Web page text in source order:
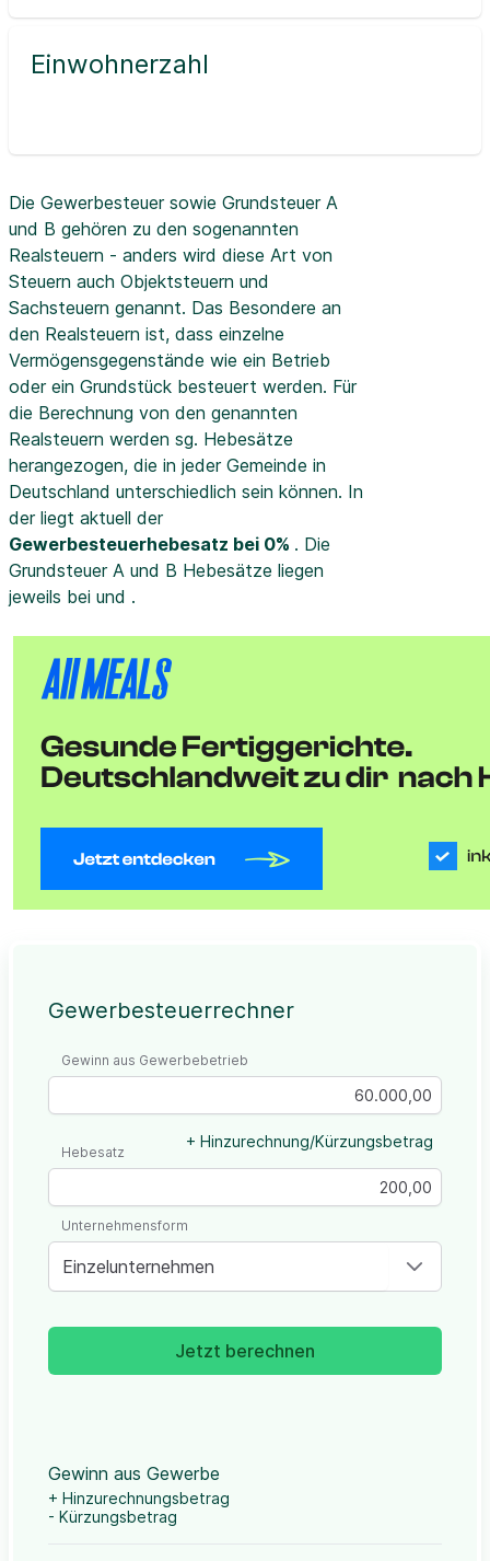
Einwohnerzahl
Die Gewerbesteuer sowie Grundsteuer A
und B gehören zu den sogenannten
Realsteuern - anders wird diese Art von
Steuern auch Objektsteuern und
Sachsteuern genannt. Das Besondere an
den Realsteuern ist, dass einzelne
Vermögensgegenstände wie ein Betrieb
oder ein Grundstück besteuert werden. Für
die Berechnung von den genannten
Realsteuern werden sg. Hebesätze
herangezogen, die in jeder Gemeinde in
Deutschland unterschiedlich sein können. In
der liegt aktuell der
Gewerbesteuerhebesatz bei 0% . Die
Grundsteuer A und B Hebesätze liegen
jeweils bei und .
Gewerbesteuerrechner
Gewinn aus Gewerbebetrieb
+ Hinzurechnung/Kürzungsbetrag
Hebesatz
Einzelunternehmen
Unternehmensform
Jetzt berechnen
Gewinn aus Gewerbe
+ Hinzurechnungsbetrag
- Kürzungsbetrag